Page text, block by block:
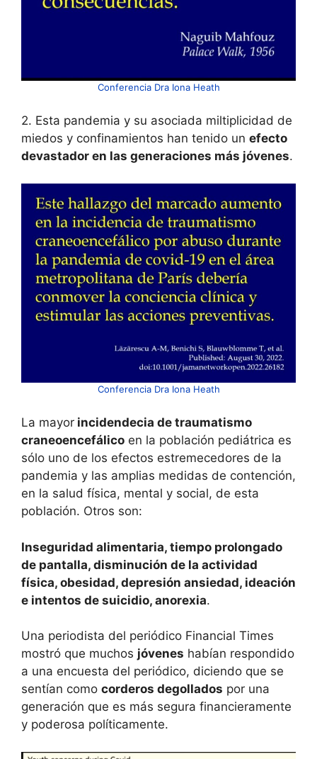
Conferencia Dra Iona Heath
2. Esta pandemia y su asociada miltiplicidad de
miedos y confinamientos han tenido un efecto
devastador en las generaciones más jóvenes.
Conferencia Dra Iona Heath
La mayor incidendecia de traumatismo
craneoencefálico en la población pediátrica es
sólo uno de los efectos estremecedores de la
pandemia y las amplias medidas de contención,
en la salud física, mental y social, de esta
población. Otros son:
Inseguridad alimentaria, tiempo prolongado
de pantalla, disminución de la actividad
física, obesidad, depresión ansiedad, ideación
e intentos de suicidio, anorexia.
Una periodista del periódico Financial Times
mostró que muchos jóvenes habían respondido
a una encuesta del periódico, diciendo que se
sentían como corderos degollados por una
generación que es más segura financieramente
y poderosa políticamente.